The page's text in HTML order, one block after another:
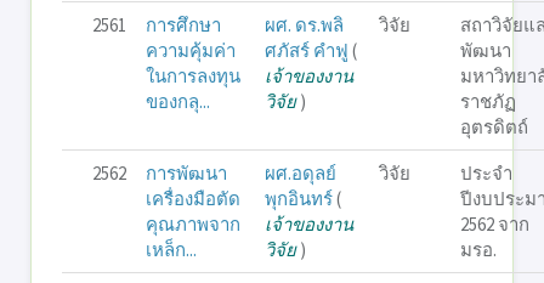
2561
การศึกษา
ความคุ้มค่า
ในการลงทุน
ของกลุ...
ผศ. ดร.พลิ
ศภัสร์ คำฟู (
เจ้าของงาน
วิจัย)
วิจัย
สถาวิจัยแ
พัฒนา
มหาวิทยา
ราชภัฏ
อุตรดิตถ์
2562
การพัฒนา
เครื่องมือตัด
คุณภาพจาก
เหล็ก...
ผศ.อดุลย์
พุกอินทร์(
เจ้าของงาน
วิจัย)
วิจัย
ประจำ
ปีงบประ
2562 จาก
มรอ.